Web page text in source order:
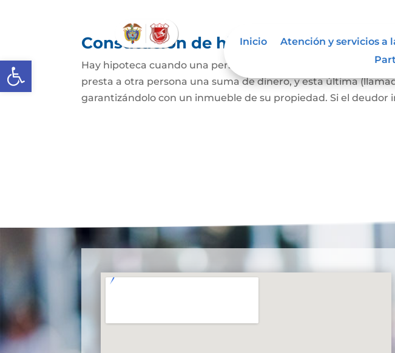
Abrir barra de herramientas
Inicio Atención y servicios a
Constitución de hipoteca
Hay hipoteca cuando una persona, o un banco o una entidad
presta a otra persona una suma de dinero, y esta última
garantizándolo con un inmueble de su propiedad. Si el deudor